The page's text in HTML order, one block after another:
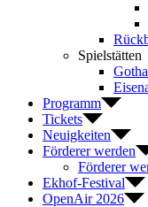
Spielstätten
Gotha
Programm
Tickets
Neuigkeiten
Förderer werden
Förderer
Ekhof-Festival
OpenAir 2026